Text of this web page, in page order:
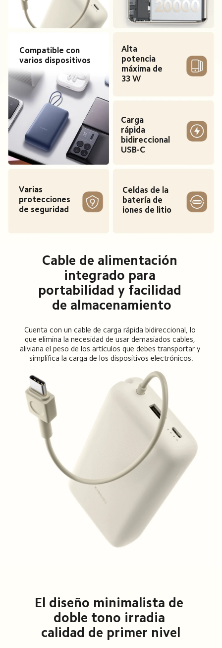
Compatible con
varios dispositivos
Varias
protecciones
de seguridad
Alta
potencia
máxima de
33 W
Carga
rápida
bidireccional
USB-C
Celdas de la
batería de
iones de litio
Cable de alimentación
integrado para
portabilidad y facilidad
de almacenamiento
Cuenta con un cable de carga rápida bidireccional, lo
que elimina la necesidad de usar demasiados cables,
aliviana el peso de los artículos que debes transportar y
simplifica la carga de los dispositivos electrónicos.
El diseño minimalista de
doble tono irradia
calidad de primer nivel